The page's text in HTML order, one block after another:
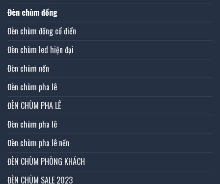
Đèn chùm đồng
Đèn chùm đồng cổ điển
Đèn chùm led hiện đại
Đèn chùm nến
Đèn chùm pha lê
ĐÈN CHÙM PHA LÊ
Đèn chùm pha lê
Đèn chùm pha lê nến
ĐÈN CHÙM PHÒNG KHÁCH
ĐÈN CHÙM SALE 2023